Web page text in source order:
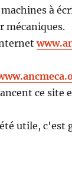
à
mécaniques.
ce site
utile, c'est